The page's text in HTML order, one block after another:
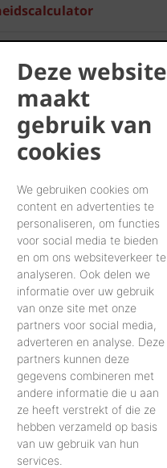
Deze website
maakt
gebruik van
cookies
We gebruiken cookies om
content en advertenties te
personaliseren, om functies
voor social media te bieden
en om ons websiteverkeer te
analyseren. Ook delen we
informatie over uw gebruik
van onze site met onze
partners voor social media,
adverteren en analyse. Deze
partners kunnen deze
gegevens combineren met
andere informatie die u aan
ze heeft verstrekt of die ze
hebben verzameld op basis
van uw gebruik van hun
services.